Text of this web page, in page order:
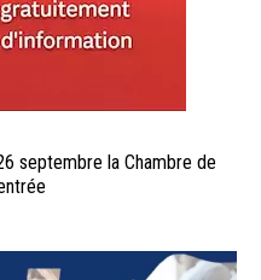
septembre la Chambre de